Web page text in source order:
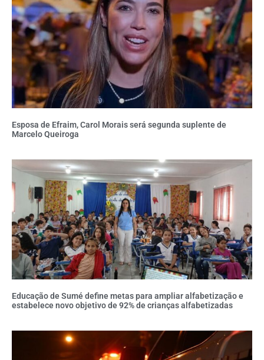
Esposa de Efraim, Carol Morais será segunda suplente de
Marcelo Queiroga
Educação de Sumé define metas para ampliar alfabetização e
estabelece novo objetivo de 92% de crianças alfabetizadas